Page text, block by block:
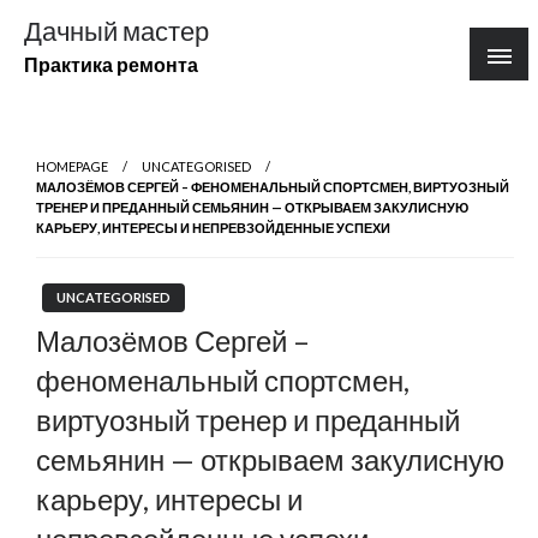
содержимому
Дачный мастер
Практика ремонта
HOMEPAGE
UNCATEGORISED
МАЛОЗЁМОВ СЕРГЕЙ – ФЕНОМЕНАЛЬНЫЙ СПОРТСМЕН, ВИРТУОЗНЫЙ
ТРЕНЕР И ПРЕДАННЫЙ СЕМЬЯНИН — ОТКРЫВАЕМ ЗАКУЛИСНУЮ
КАРЬЕРУ, ИНТЕРЕСЫ И НЕПРЕВЗОЙДЕННЫЕ УСПЕХИ
UNCATEGORISED
Малозёмов Сергей –
феноменальный спортсмен,
виртуозный тренер и преданный
семьянин — открываем закулисную
карьеру, интересы и